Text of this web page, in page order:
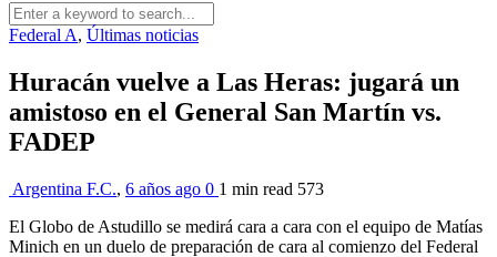
Federal A, Últimas noticias
Huracán vuelve a Las Heras: jugará un
amistoso en el General San Martín vs.
FADEP
Argentina F.C., 6 años ago 0 1 min read 573
El Globo de Astudillo se medirá cara a cara con el equipo de Matías
Minich en un duelo de preparación de cara al comienzo del Federal